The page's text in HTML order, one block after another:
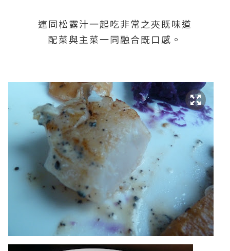
連同松露汁一起吃非常之夾既味道
配菜與主菜一同融合既口感。